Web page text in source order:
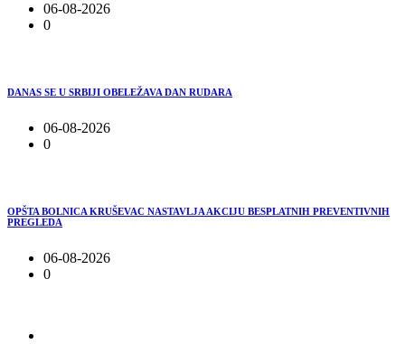
06-08-2026
0
DANAS SE U SRBIJI OBELEŽAVA DAN RUDARA
06-08-2026
0
OPŠTA BOLNICA KRUŠEVAC NASTAVLJA AKCIJU BESPLATNIH PREVENTIVNIH
PREGLEDA
06-08-2026
0